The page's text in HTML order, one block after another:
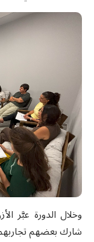
وخلال الدورة عبَّر
شارك بعضهم